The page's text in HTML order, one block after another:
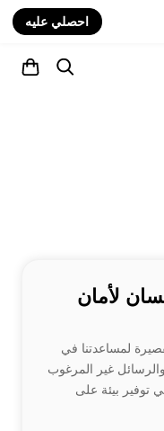
احصلي عليه
لأمان
لمساعدتنا في
غير المرغوب
توفير بيئة على